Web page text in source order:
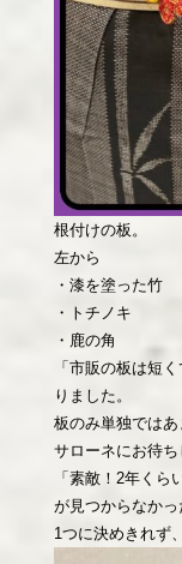
根付けの板。
左から
・漆を塗った竹
・トチノキ
・鹿の角
「市販の板は短
りました。
板のみ単独では
サローネにお待ち
「素敵！2年く
が見つからなかっ
1つに決めきれず